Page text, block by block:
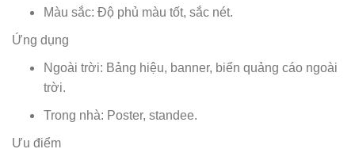
Màu sắc: Độ phủ màu tốt, sắc nét.
Ứng dụng
Ngoài trời: Bảng hiệu, banner, biển quảng cáo ngoài
trời.
Trong nhà: Poster, standee.
Ưu điểm